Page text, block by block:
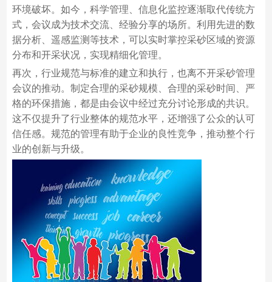
环境破坏。如今，科学管理、信息化监控逐渐取代传统方
式，会议成为技术交流、经验分享的场所。利用先进的数
据分析、遥感监测等技术，可以实时掌控采砂区域的资源
分布和开采状况，实现精细化管理。
再次，行业规范与标准的建立和执行，也离不开采砂管理
会议的推动。制定合理的采砂规模、合理的采砂时间、严
格的环保措施，都是由会议中经过充分讨论形成的共识。
这不仅提升了行业整体的规范水平，还增强了公众的认可
信任感。规范的管理有助于企业的良性竞争，推动整个行
业的创新与升级。